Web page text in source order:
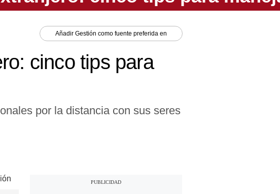
Añadir Gestión como fuente preferida en
cinco tips para
por la distancia con sus seres